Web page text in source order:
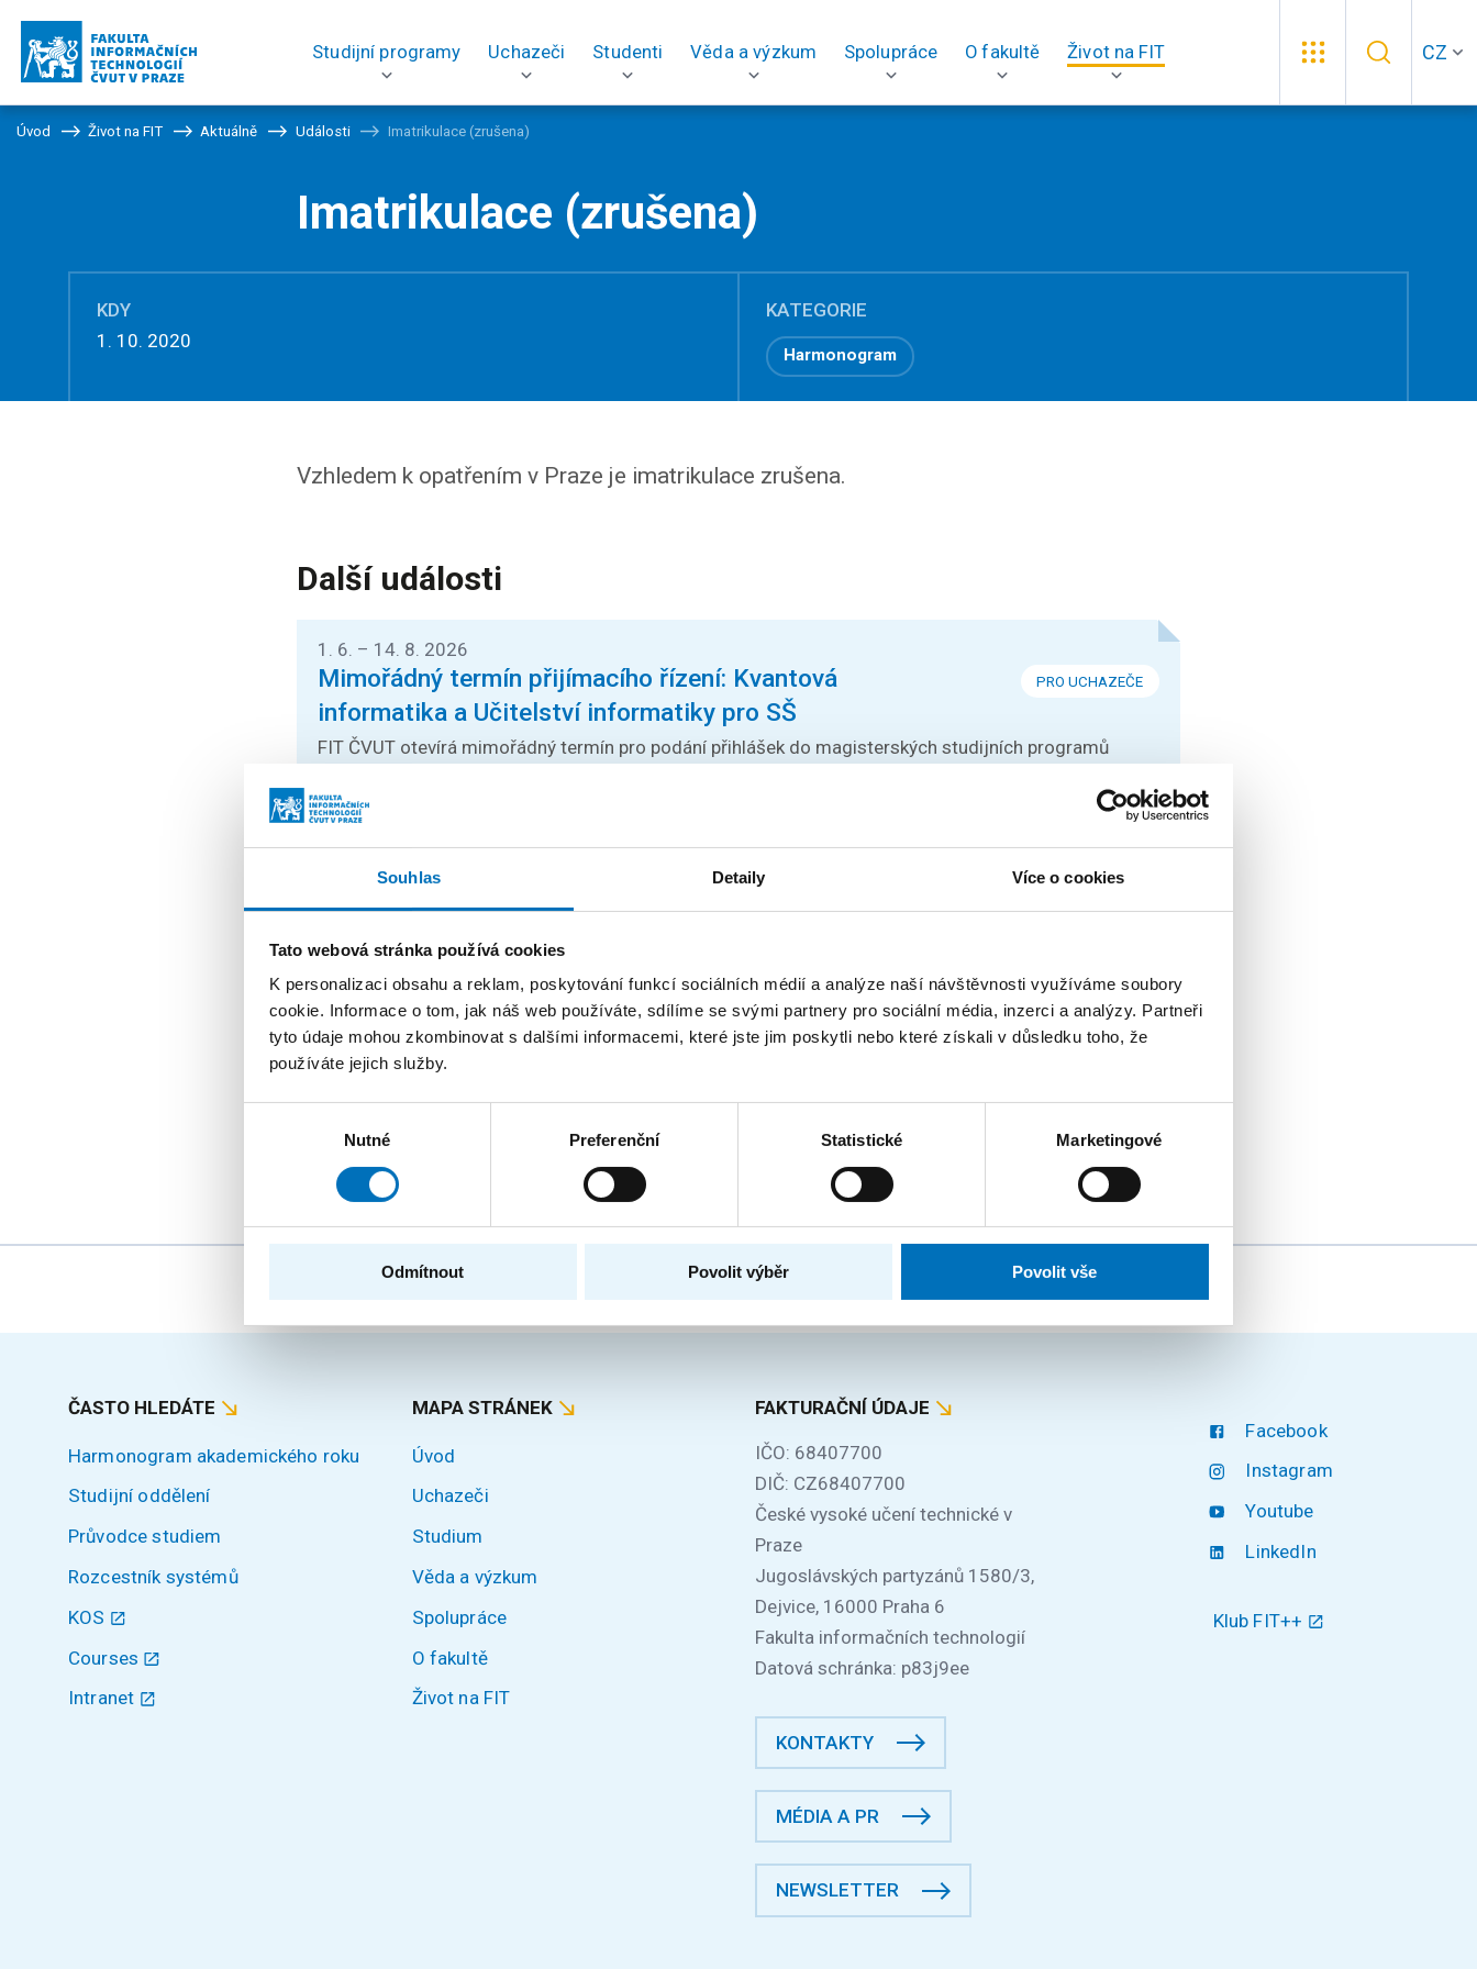
Souhlas Detaily Více o cookies
Tato webová stránka používá cookies
K personalizaci obsahu a reklam, poskytování funkcí sociálních médií a analýze naší návštěvnosti využíváme soubory
cookie. Informace o tom, jak náš web používáte, sdílíme se svými partnery pro sociální média, inzerci a analýzy. Partneři
tyto údaje mohou zkombinovat s dalšími informacemi, které jste jim poskytli nebo které získali v důsledku toho, že
používáte jejich služby.
Nutné Preferenční Statistické Marketingové
Odmítnout Povolit výběr Povolit vše
Studijní programy Uchazeči Studenti Věda a výzkum Spolupráce O fakultě Život na FIT CZ
Úvod Život na FIT Aktuálně Události Imatrikulace (zrušena)
Imatrikulace (zrušena)
KDY
1. 10. 2020
KATEGORIE
Harmonogram
Vzhledem k opatřením v Praze je imatrikulace zrušena.
Další události
1. 6. – 14. 8. 2026
Mimořádný termín přijímacího řízení: Kvantová
informatika a Učitelství informatiky pro SŠ
PRO UCHAZEČE
FIT ČVUT otevírá mimořádný termín pro podání přihlášek do magisterských studijních programů
Prague Stringology Conference 2026
poslechnout na mezinárodní...
26. 8. – 27. 8. 2026
Summer Stringmasters 2026
StringMasters sdružuje výzkumné pracovníky v oblasti řetězcových algoritmů na všech úrovních
(starší, mladší a zejména...
Za obsah stránky zodpovídá:
ČASTO HLEDÁTE
Harmonogram akademického roku
Studijní oddělení
Průvodce studiem
Rozcestník systémů
KOS
Courses
Intranet
MAPA STRÁNEK
Úvod
Uchazeči
Studium
Věda a výzkum
Spolupráce
O fakultě
Život na FIT
FAKTURAČNÍ ÚDAJE
IČO: 68407700
DIČ: CZ68407700
České vysoké učení technické v
Praze
Jugoslávských partyzánů 1580/3,
Dejvice, 16000 Praha 6
Fakulta informačních technologií
Datová schránka: p83j9ee
KONTAKTY
MÉDIA A PR
NEWSLETTER
Facebook
Instagram
Youtube
LinkedIn
Klub FIT++